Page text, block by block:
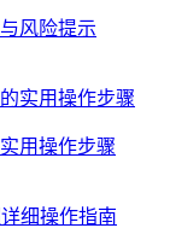
风险提示
用操作步骤